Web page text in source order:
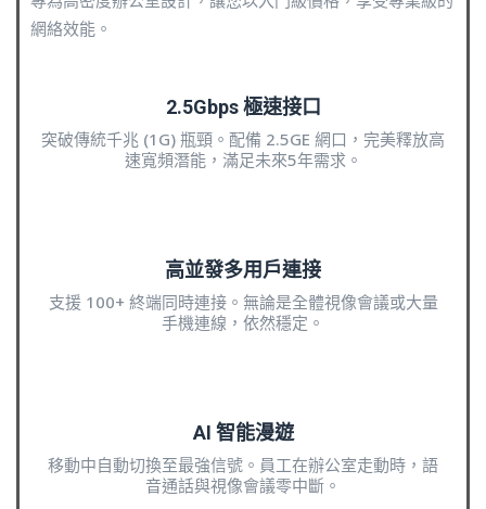
網絡效能。
2.5Gbps 極速接口
突破傳統千兆 (1G) 瓶頸。配備 2.5GE 網口，完美釋放高
速寬頻潛能，滿足未來5年需求。
高並發多用戶連接
支援 100+ 終端同時連接。無論是全體視像會議或大量
手機連線，依然穩定。
AI 智能漫遊
移動中自動切換至最強信號。員工在辦公室走動時，語
音通話與視像會議零中斷。